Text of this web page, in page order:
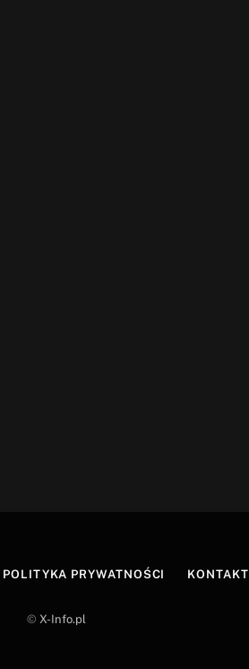
POLITYKA PRYWATNOŚCI KONTAKT
© X-Info.pl